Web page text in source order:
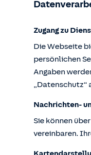
Zugang zu
Die Webseite
persönlichen
Angaben
„Datenschutz“
Nachrichten-
Sie können
vereinbaren.